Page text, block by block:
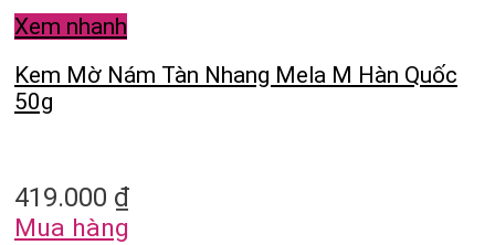
Xem nhanh
Kem Mờ Nám Tàn Nhang Mela M Hàn Quốc
50g
419.000 ₫
Mua hàng